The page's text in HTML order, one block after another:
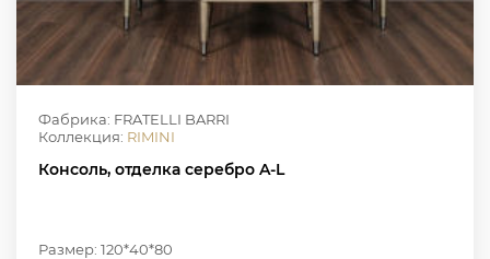
Фабрика: FRATELLI BARRI
Коллекция: RIMINI
Консоль, отделка серебро A-L
Размер: 120*40*80